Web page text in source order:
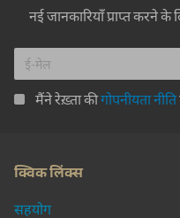
नई जानकारियाँ प्राप्त करने
मैंने रेख़्ता कीगोपनीयता नीति
क्विक लिंक्स
सहयोग